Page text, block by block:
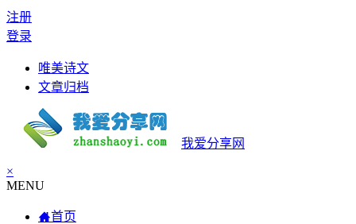
注册
登录
唯美诗文
文章归档
我爱分享网
×
MENU
首页